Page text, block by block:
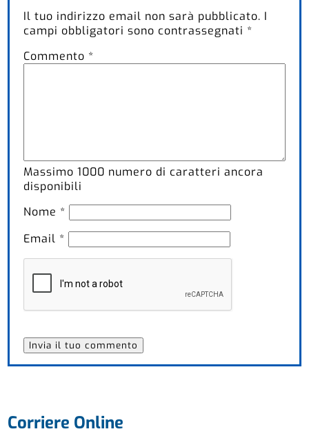
Il tuo indirizzo email non sarà pubblicato. I
campi obbligatori sono contrassegnati *
Commento *
Massimo1000 numero di caratteri ancora
disponibili
Nome *
Email *
Corriere Online